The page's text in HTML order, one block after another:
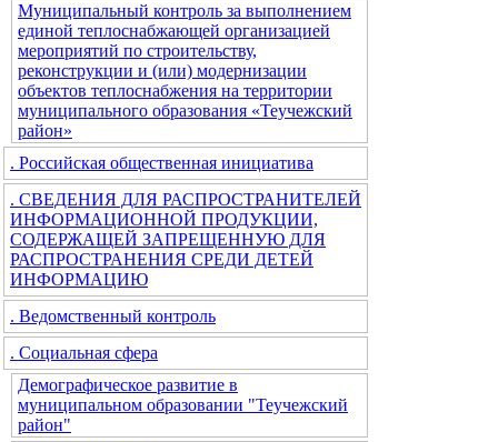
Муниципальный контроль за выполнением
единой теплоснабжающей организацией
мероприятий по строительству,
реконструкции и (или) модернизации
объектов теплоснабжения на территории
муниципального образования «Теучежский
район»
. Российская общественная инициатива
. СВЕДЕНИЯ ДЛЯ РАСПРОСТРАНИТЕЛЕЙ
ИНФОРМАЦИОННОЙ ПРОДУКЦИИ,
СОДЕРЖАЩЕЙ ЗАПРЕЩЕННУЮ ДЛЯ
РАСПРОСТРАНЕНИЯ СРЕДИ ДЕТЕЙ
ИНФОРМАЦИЮ
. Ведомственный контроль
. Социальная сфера
Демографическое развитие в
муниципальном образовании "Теучежский
район"